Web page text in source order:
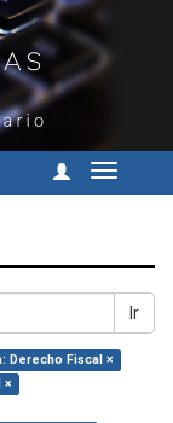
Cambiar
Ir
Derecho Fiscal ×
×